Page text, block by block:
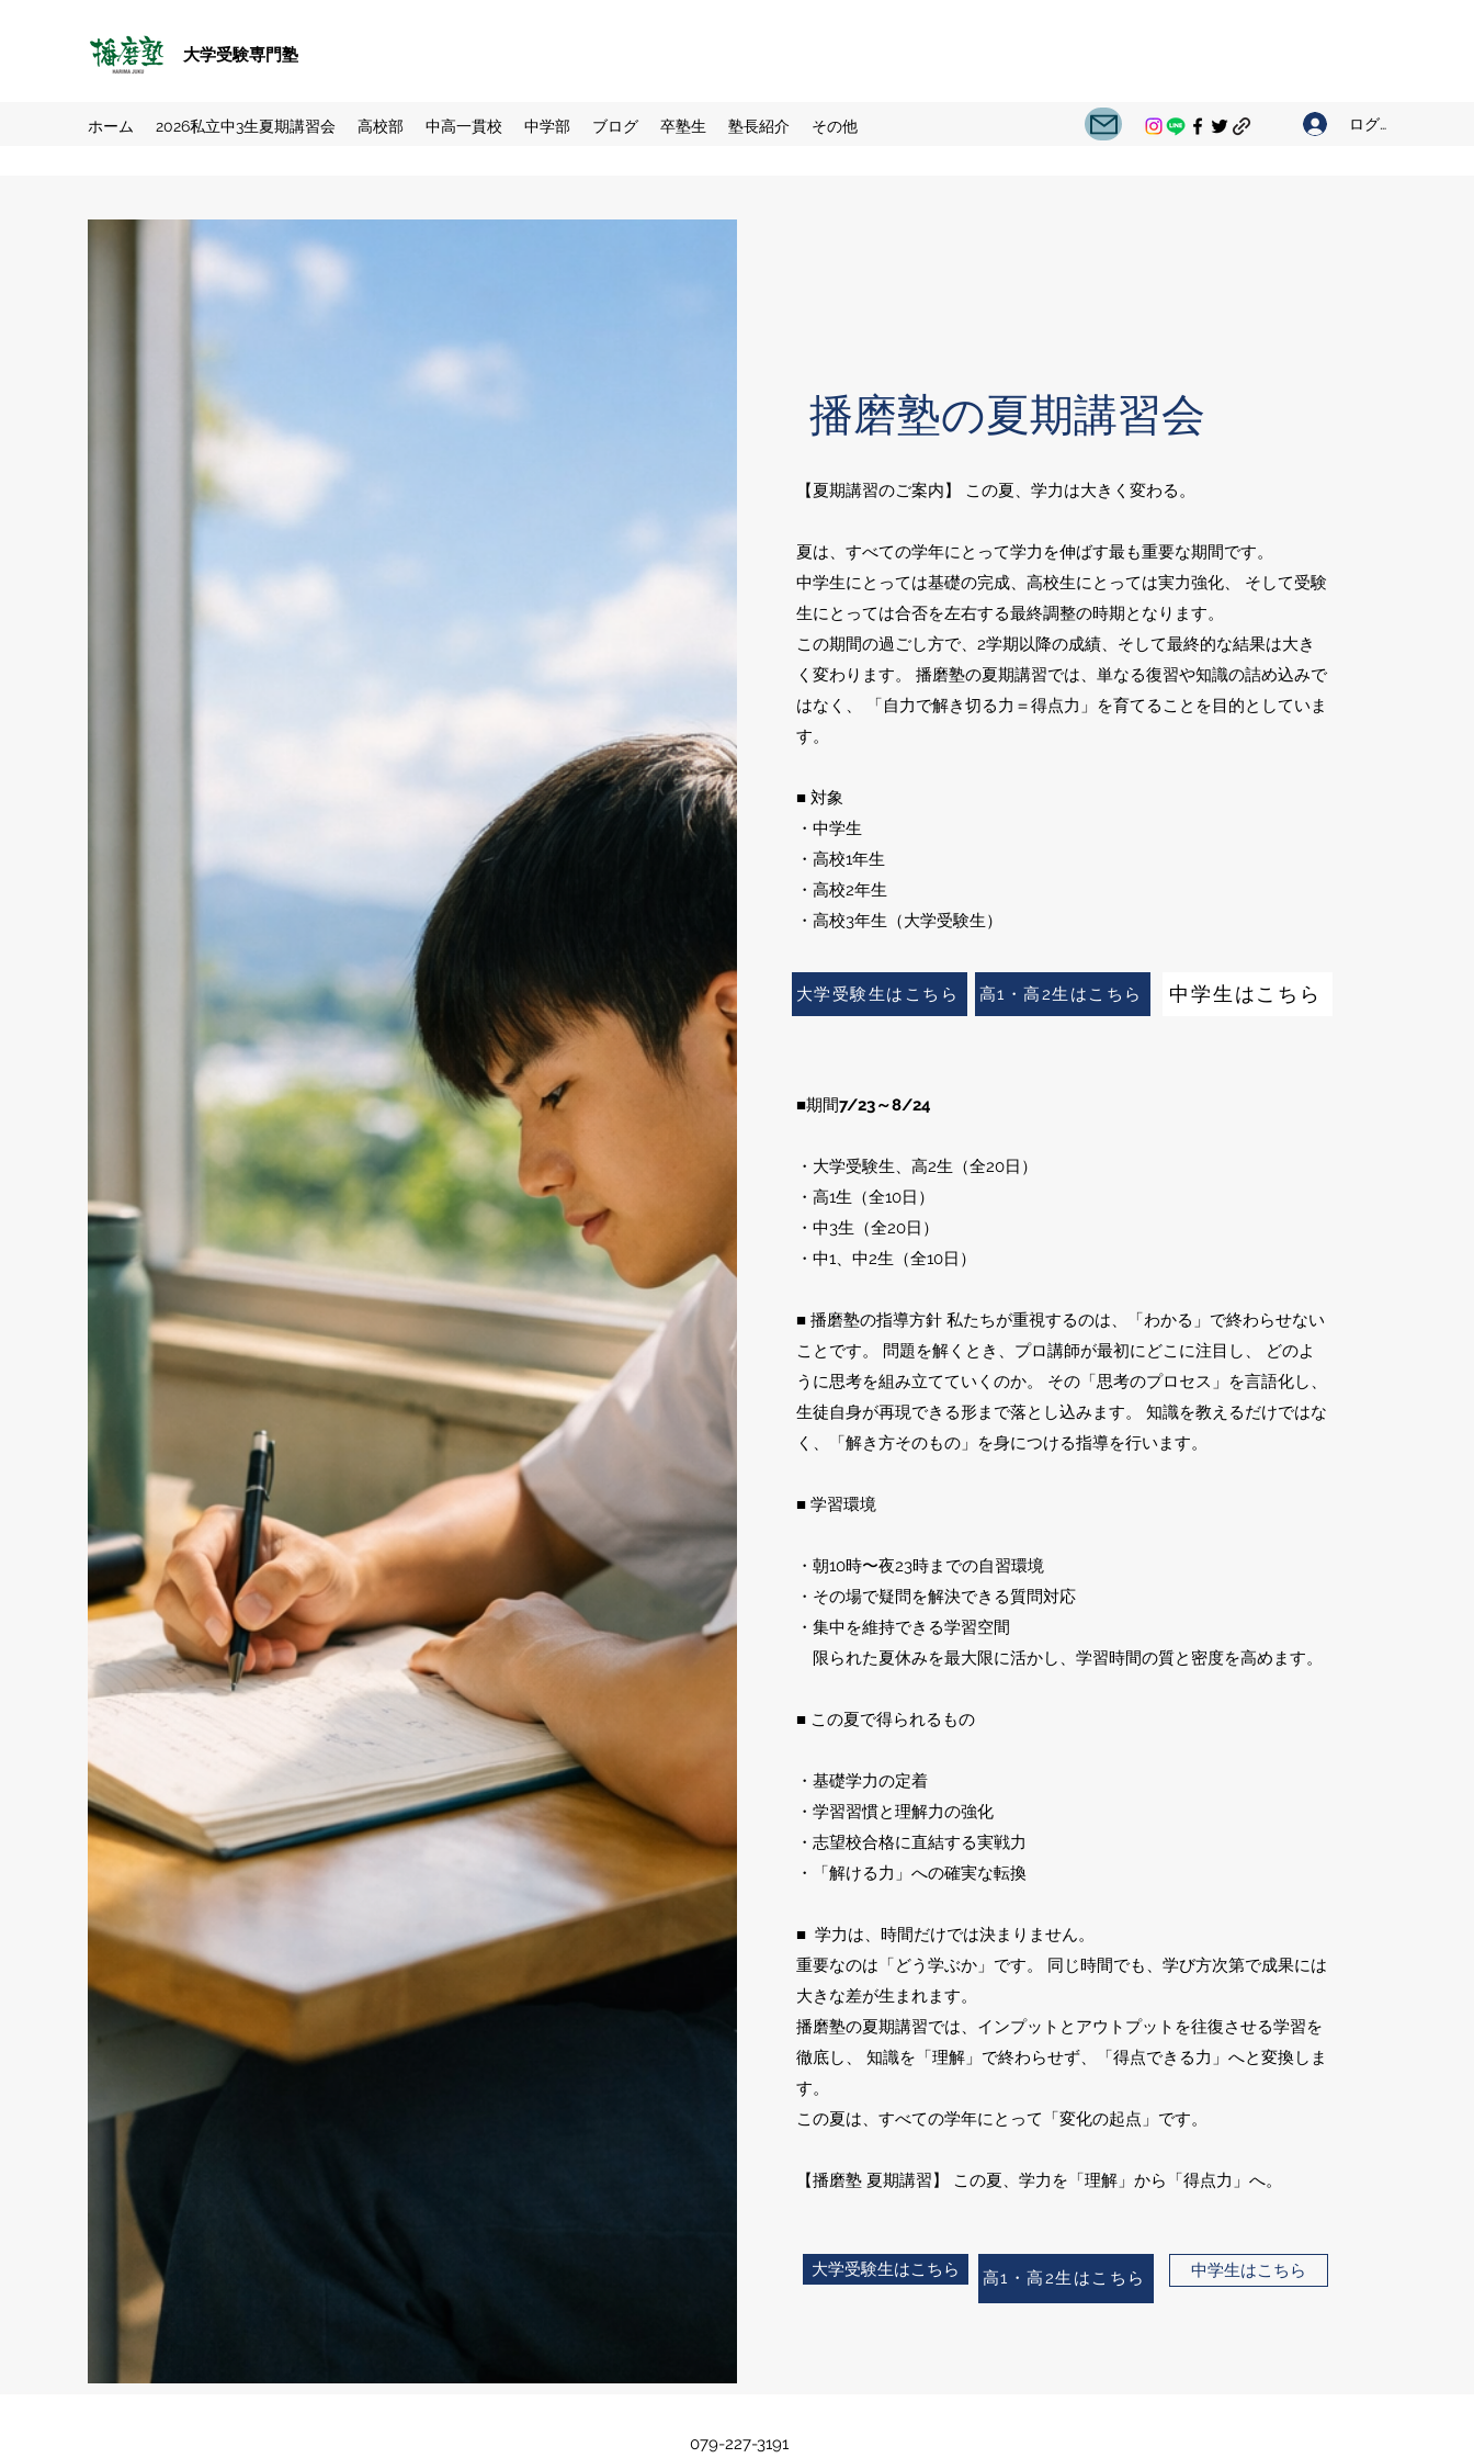
大学受験専門塾
ホーム 2026私立中3生夏期講習会 高校部 中高一貫校 中学部 ブログ 卒塾生 塾長紹介 その他 ログイン
播磨塾の夏期講習会
【夏期講習のご案内】 この夏、学力は大きく変わる。
夏は、すべての学年にとって学力を伸ばす最も重要な期間です。
中学生にとっては基礎の完成、高校生にとっては実力強化、 そして受験
生にとっては合否を左右する最終調整の時期となります。
この期間の過ごし方で、2学期以降の成績、そして最終的な結果は大き
く変わります。 播磨塾の夏期講習では、単なる復習や知識の詰め込みで
はなく、 「自力で解き切る力＝得点力」を育てることを目的としていま
す。
■ 対象
・中学生
・高校1年生
・高校2年生
・高校3年生（大学受験生）
■期間7/23～8/24
・大学受験生、高2生（全20日）
・高1生（全10日）
・中3生（全20日）
・中1、中2生（全10日）
■ 播磨塾の指導方針 私たちが重視するのは、「わかる」で終わらせない
ことです。 問題を解くとき、プロ講師が最初にどこに注目し、 どのよ
うに思考を組み立てていくのか。 その「思考のプロセス」を言語化し、
生徒自身が再現できる形まで落とし込みます。 知識を教えるだけではな
く、「解き方そのもの」を身につける指導を行います。
■ 学習環境
・朝10時〜夜23時までの自習環境
・その場で疑問を解決できる質問対応
・集中を維持できる学習空間
限られた夏休みを最大限に活かし、 学習時間の質と密度を高めます。
■ この夏で得られるもの
・基礎学力の定着
・学習習慣と理解力の強化
・志望校合格に直結する実戦力
・「解ける力」への確実な転換
■ 学力は、時間だけでは決まりません。
重要なのは「どう学ぶか」です。 同じ時間でも、学び方次第で成果には
大きな差が生まれます。
播磨塾の夏期講習では、インプットとアウトプットを往復させる学習を
徹底し、 知識を「理解」で終わらせず、「得点できる力」へと変換しま
す。
この夏は、すべての学年にとって「変化の起点」です。
【播磨塾 夏期講習】 この夏、学力を「理解」から「得点力」へ。
大学受験生はこちら 高1・高2生はこちら 中学生はこちら
大学受験生はこちら 高1・高2生はこちら 中学生はこちら
079-227-3191